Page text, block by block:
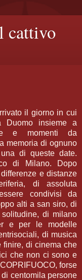
cattivo
il giorno in cui
Duomo insieme a
e momenti da
memoria di ognuno
di queste date.
di Milano. Dopo
e distanze
di assoluta
condivisi da
alti a san siro, di
di milano
e per le modelle
di musica
finire, di cinema che
che non ci sono e
forse
centomila persone